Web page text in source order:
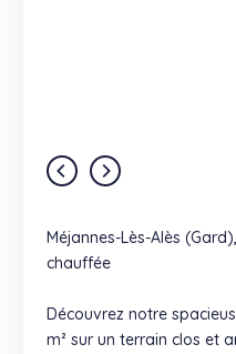
Méjannes-Lès-Alès
chauffée
Découvrez notre
m² sur un terrain clos et